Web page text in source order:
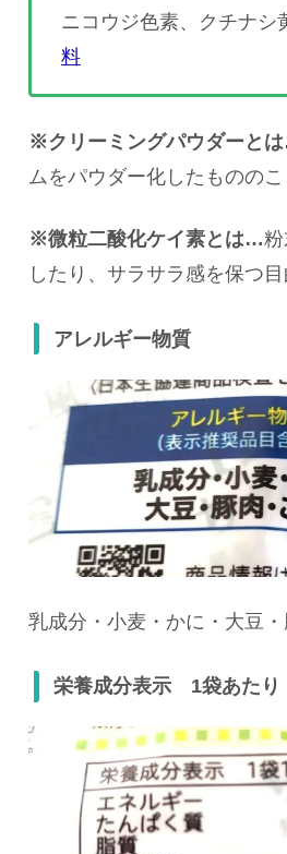
ニコウジ色素、クチナシ
料
※クリーミングパウダーと
ムをパウダー化したもののこ
※微粒二酸化ケイ素とは…
したり、サラサラ感を保つ目
アレルギー物質
乳成分・小麦・かに・大豆・
栄養成分表示 1袋あたり